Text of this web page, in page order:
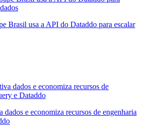
Brasil usa a API do Dataddo para escalar
e economiza recursos de engenharia